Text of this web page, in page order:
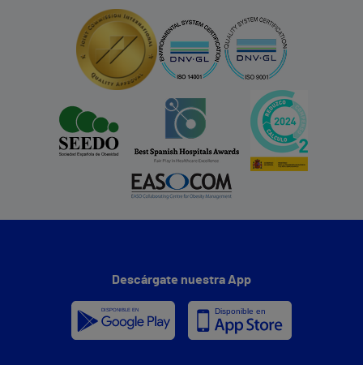
Descárgate nuestra App